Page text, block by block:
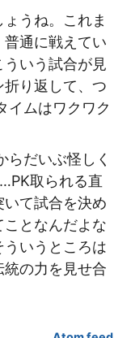
うね。これま
通に戦えてい
いう試合が見
り返して、つ
イムはワクワク
らだいぶ怪しく
取られる直
て試合を決め
となんだよな
いうところは
の力を見せ合